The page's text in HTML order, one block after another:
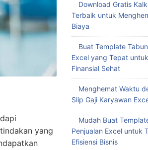
yang
Download Gratis
Terbaik untuk
Biaya
Buat Template
Excel yang Tepat
Finansial Sehat
Menghemat Waktu
Slip Gaji Karyawan
Mudah Buat
Penjualan Excel untuk
Efisiensi Bisnis